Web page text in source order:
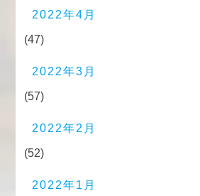
2022年4月
(47)
2022年3月
(57)
2022年2月
(52)
2022年1月